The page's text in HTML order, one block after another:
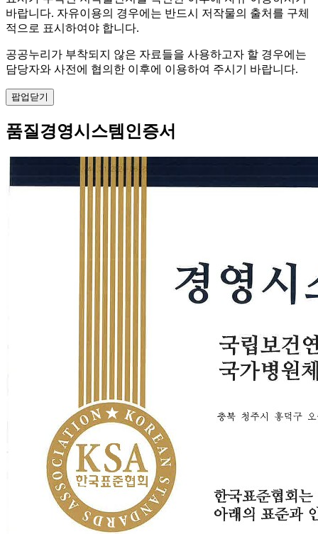
바랍니다. 자유이용의 경우에는 반드시 저작물의 출처를 구체
적으로 표시하여야 합니다.
공공누리가 부착되지 않은 자료들을 사용하고자 할 경우에는
담당자와 사전에 협의한 이후에 이용하여 주시기 바랍니다.
팝업닫기
품질경영시스템인증서